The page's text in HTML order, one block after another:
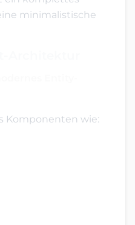
minimalistische
Komponenten wie: